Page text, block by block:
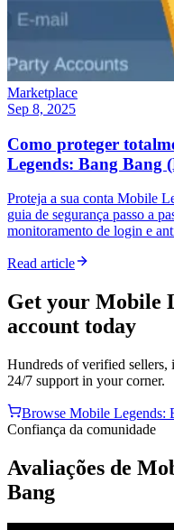
Marketplace
Sep 8, 2025
Como proteger
Legends: Bang Bang
Proteja a sua conta Mobile
guia de segurança passo a
monitoramento de login e
Read article
Get your Mobile
account today
Hundreds of verified sellers,
24/7 support in your corner.
Browse Mobile Legends:
Confiança da comunidade
Avaliações de
Bang